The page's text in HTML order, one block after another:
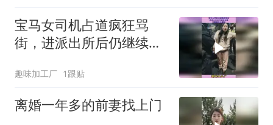
宝马女司机占道疯狂骂
街，进派出所后仍继续发
趣味加工厂 1跟贴
离婚一年多的前妻找上门